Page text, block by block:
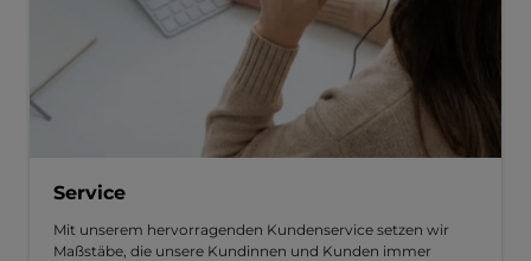
Service
Mit unserem hervorragenden Kundenservice setzen wir
Maßstäbe, die unsere Kundinnen und Kunden immer